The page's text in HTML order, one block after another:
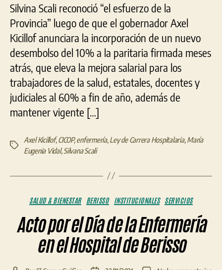
Silvina Scali reconoció “el esfuerzo de la
Provincia” luego de que el gobernador Axel
Kicillof anunciara la incorporación de un nuevo
desembolso del 10% a la paritaria firmada meses
atrás, que eleva la mejora salarial para los
trabajadores de la salud, estatales, docentes y
judiciales al 60% a fin de año, además de
mantener vigente […]
Etiquetas
Axel Kicillof,CICOP,enfermería,Ley de Carrera Hospitalaria,María
Eugenia Vidal,Silvana Scali
Categorías
SALUD & BIENESTAR BERISSO INSTITUCIONALES SERVICIOS
Acto por el Día de la Enfermería
en el Hospital de Berisso